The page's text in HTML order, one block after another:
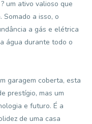
um ativo valioso que
Somado a isso, o
a gás e elétrica
água durante todo o
garagem coberta, esta
prestígio, mas um
e futuro. É a
de uma casa